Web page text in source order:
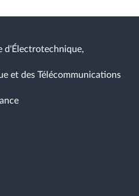
d'Électrotechnique,
et des Télécommunications